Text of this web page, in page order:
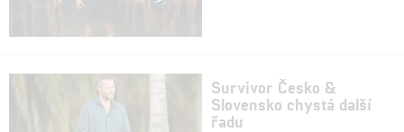
Survivor Česko &
Slovensko chystá další
řadu